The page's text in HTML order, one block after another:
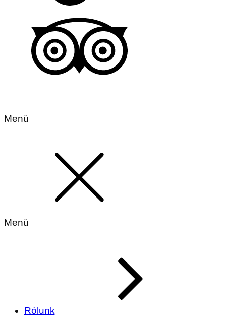
Menü
Menü
Rólunk